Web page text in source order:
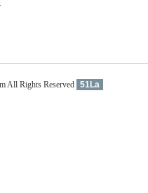
All Rights Reserved 51La